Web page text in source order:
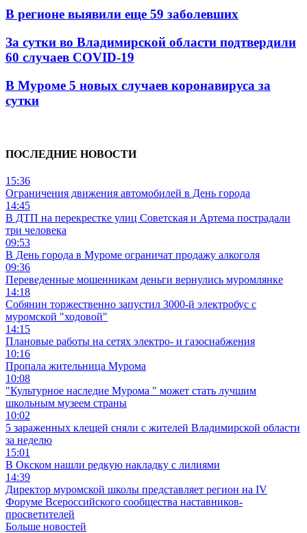
В регионе выявили еще 59 заболевших
За сутки во Владимирской области подтвердили
60 случаев COVID-19
В Муроме 5 новых случаев коронавируса за
сутки
ПОСЛЕДНИЕ НОВОСТИ
15:36
Ограничения движения автомобилей в День города
14:45
В ДТП на перекрестке улиц Советская и Артема пострадали
три человека
09:53
В День города в Муроме ограничат продажу алкоголя
09:36
Переведенные мошенникам деньги вернулись муромлянке
14:18
Собянин торжественно запустил 3000-й электробус с
муромской "ходовой"
14:15
Плановые работы на сетях электро- и газоснабжения
10:16
Пропала жительница Мурома
10:08
"Культурное наследие Мурома " может стать лучшим
школьным музеем страны
10:02
5 зараженных клещей сняли с жителей Владимирской области
за неделю
15:01
В Окском нашли редкую накладку с лилиями
14:39
Директор муромской школы представляет регион на IV
Форуме Всероссийского сообщества наставников-
просветителей
Больше новостей